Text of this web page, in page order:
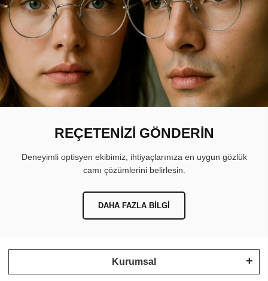
REÇETENİZİ GÖNDERİN
Deneyimli optisyen ekibimiz, ihtiyaçlarınıza en uygun gözlük
camı çözümlerini belirlesin.
DAHA FAZLA BILGI
Kurumsal